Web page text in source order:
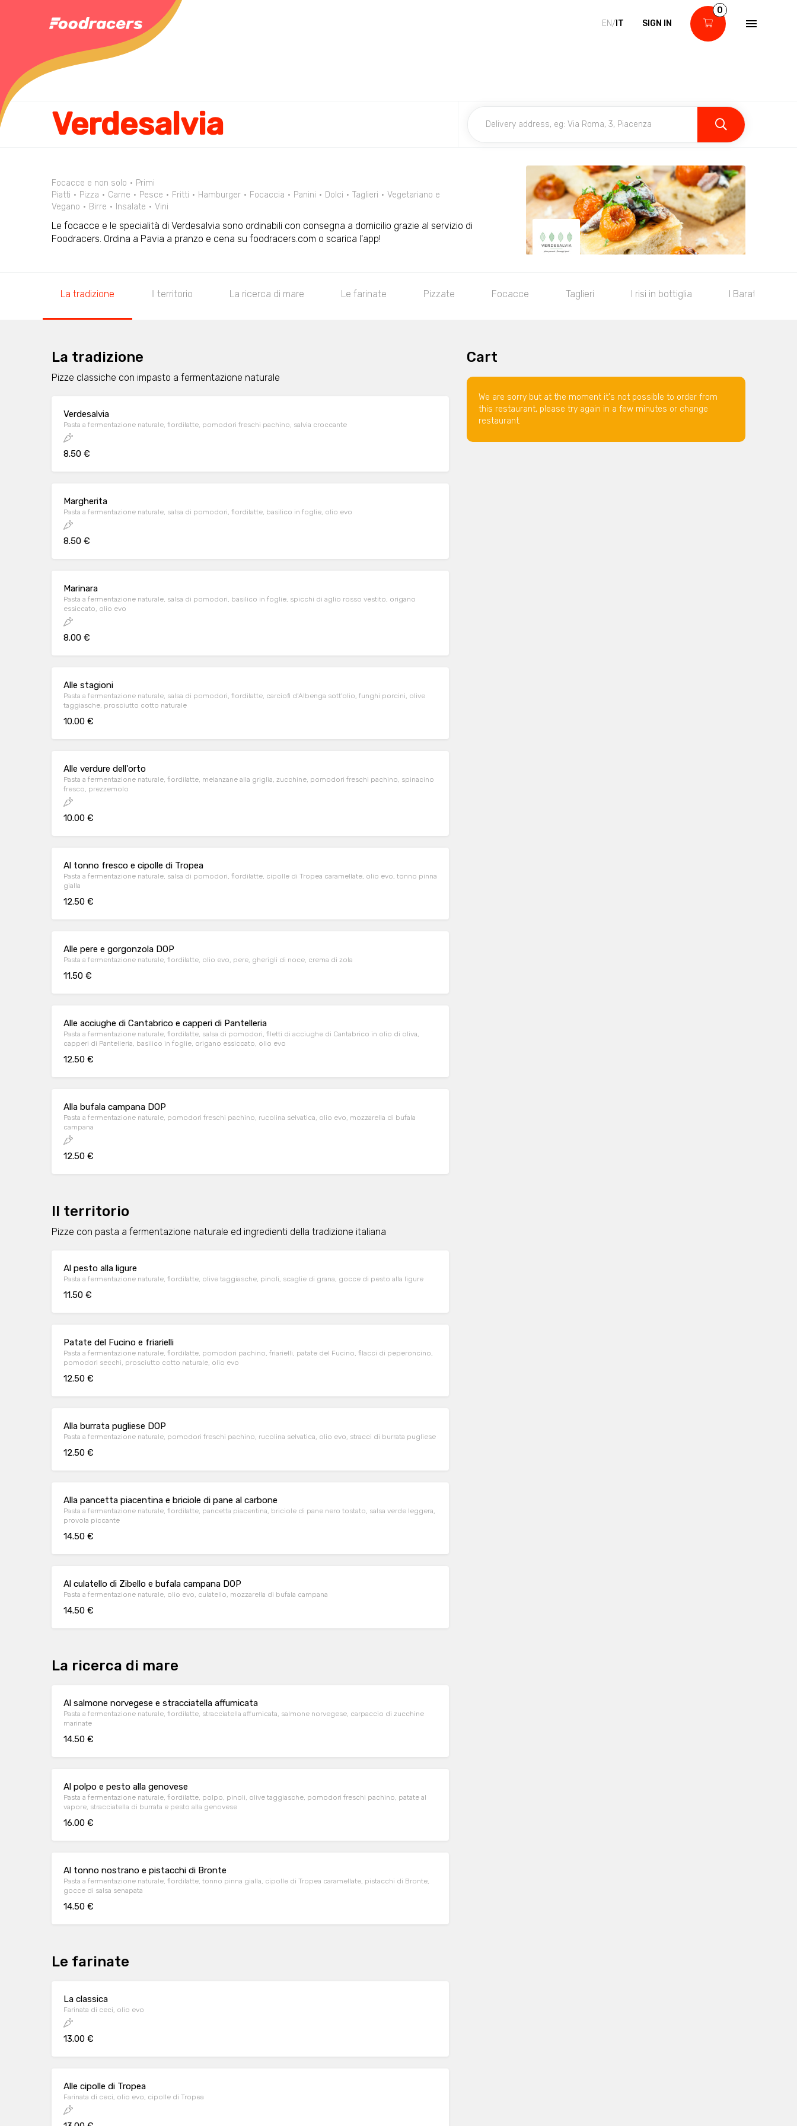
EN/ IT SIGN IN
0
Verdesalvia
Focacce e non solo
Primi
Piatti
Pizza Carne Pesce Fritti Hamburger Focaccia Panini Dolci Taglieri
Vegetariano e
Vegano
Birre Insalate Vini
Le focacce e le specialità di Verdesalvia sono ordinabili con consegna a domicilio grazie al servizio di
Foodracers. Ordina a Pavia a pranzo e cena su foodracers.com o scarica l'app!
La tradizione Il territorio La ricerca di mare Le farinate Pizzate Focacce Taglieri I risi in bottiglia I Barattoli
La tradizione
Pizze classiche con impasto a fermentazione naturale
Verdesalvia
Pasta a fermentazione naturale, fiordilatte, pomodori freschi pachino, salvia croccante
8.50 €
Margherita
Pasta a fermentazione naturale, salsa di pomodori, fiordilatte, basilico in foglie, olio evo
8.50 €
Marinara
Pasta a fermentazione naturale, salsa di pomodori, basilico in foglie, spicchi di aglio rosso vestito, origano
essiccato, olio evo
8.00 €
Alle stagioni
Pasta a fermentazione naturale, salsa di pomodori, fiordilatte, carciofi d’Albenga sott'olio, funghi porcini, olive
taggiasche, prosciutto cotto naturale
10.00 €
Alle verdure dell'orto
Pasta a fermentazione naturale, fiordilatte, melanzane alla griglia, zucchine, pomodori freschi pachino, spinacino
fresco, prezzemolo
10.00 €
Al tonno fresco e cipolle di Tropea
Pasta a fermentazione naturale, salsa di pomodori, fiordilatte, cipolle di Tropea caramellate, olio evo, tonno pinna
gialla
12.50 €
Alle pere e gorgonzola DOP
Pasta a fermentazione naturale, fiordilatte, olio evo, pere, gherigli di noce, crema di zola
11.50 €
Alle acciughe di Cantabrico e capperi di Pantelleria
Pasta a fermentazione naturale, fiordilatte, salsa di pomodori, filetti di acciughe di Cantabrico in olio di oliva,
capperi di Pantelleria, basilico in foglie, origano essiccato, olio evo
12.50 €
Alla bufala campana DOP
Pasta a fermentazione naturale, pomodori freschi pachino, rucolina selvatica, olio evo, mozzarella di bufala
campana
12.50 €
Il territorio
Pizze con pasta a fermentazione naturale ed ingredienti della tradizione italiana
Al pesto alla ligure
Pasta a fermentazione naturale, fiordilatte, olive taggiasche, pinoli, scaglie di grana, gocce di pesto alla ligure
11.50 €
Patate del Fucino e friarielli
Pasta a fermentazione naturale, fiordilatte, pomodori pachino, friarielli, patate del Fucino, filacci di peperoncino,
pomodori secchi, prosciutto cotto naturale, olio evo
12.50 €
Alla burrata pugliese DOP
Pasta a fermentazione naturale, pomodori freschi pachino, rucolina selvatica, olio evo, stracci di burrata pugliese
12.50 €
Alla pancetta piacentina e briciole di pane al carbone
Pasta a fermentazione naturale, fiordilatte, pancetta piacentina, briciole di pane nero tostato, salsa verde leggera,
provola piccante
14.50 €
Al culatello di Zibello e bufala campana DOP
Pasta a fermentazione naturale, olio evo, culatello, mozzarella di bufala campana
14.50 €
La ricerca di mare
Al salmone norvegese e stracciatella affumicata
Pasta a fermentazione naturale, fiordilatte, stracciatella affumicata, salmone norvegese, carpaccio di zucchine
marinate
14.50 €
Al polpo e pesto alla genovese
Pasta a fermentazione naturale, fiordilatte, polpo, pinoli, olive taggiasche, pomodori freschi pachino, patate al
vapore, stracciatella di burrata e pesto alla genovese
16.00 €
Al tonno nostrano e pistacchi di Bronte
Pasta a fermentazione naturale, fiordilatte, tonno pinna gialla, cipolle di Tropea caramellate, pistacchi di Bronte,
gocce di salsa senapata
14.50 €
Le farinate
La classica
Farinata di ceci, olio evo
13.00 €
Alle cipolle di Tropea
Farinata di ceci, olio evo, cipolle di Tropea
Cart
We are sorry but at the moment it's not possible to order from
this restaurant, please try again in a few minutes or change
restaurant.